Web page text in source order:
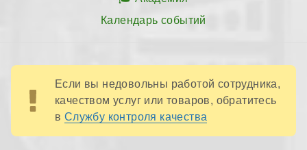
Календарь событий
Если вы недовольны работой сотрудника,
качеством услуг или товаров, обратитесь
в Службу контроля качества